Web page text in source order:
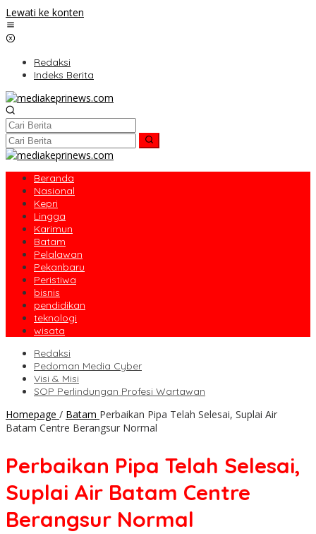
Lewati ke konten
Redaksi
Indeks Berita
Beranda
Nasional
Kepri
Lingga
Karimun
Batam
Pelalawan
Pekanbaru
Peristiwa
bisnis
pendidikan
teknologi
wisata
Redaksi
Pedoman Media Cyber
Visi & Misi
SOP Perlindungan Profesi Wartawan
Homepage / Batam Perbaikan Pipa Telah Selesai, Suplai Air
Batam Centre Berangsur Normal
Perbaikan Pipa Telah Selesai,
Suplai Air Batam Centre
Berangsur Normal